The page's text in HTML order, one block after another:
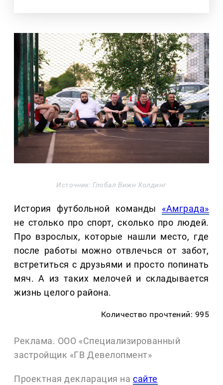
Источник: Глобал Вижн Холдинг
История футбольной команды «Амграда»
не столько про спорт, сколько про людей.
Про взрослых, которые нашли место, где
после работы можно отвлечься от забот,
встретиться с друзьями и просто попинать
мяч. А из таких мелочей и складывается
жизнь целого района.
Количество прочтений: 995
Реклама. ООО «Специализированный
застройщик «ГВ Девелопмент»
Проектная декларация на сайте